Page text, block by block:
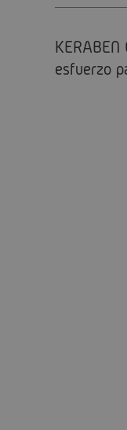
KERABEN
esfuerzo